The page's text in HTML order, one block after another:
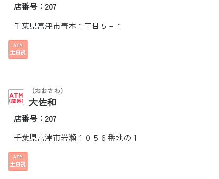
店番号：207
千葉県富津市青木１丁目５－１
（おおさわ）
大佐和
店番号：207
千葉県富津市岩瀬１０５６番地の１